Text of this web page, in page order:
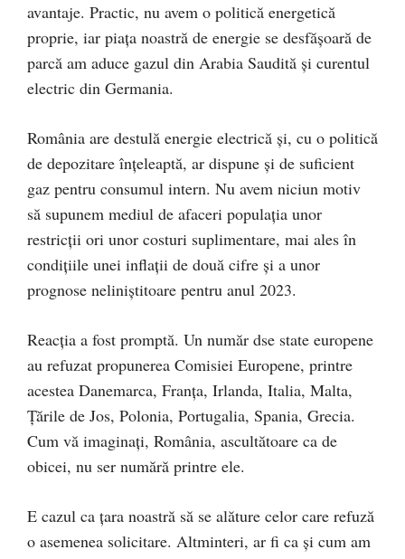
avantaje. Practic, nu avem o politică energetică
proprie, iar piața noastră de energie se desfășoară de
parcă am aduce gazul din Arabia Saudită și curentul
electric din Germania.
România are destulă energie electrică și, cu o politică
de depozitare înțeleaptă, ar dispune și de suficient
gaz pentru consumul intern. Nu avem niciun motiv
să supunem mediul de afaceri populația unor
restricții ori unor costuri suplimentare, mai ales în
condițiile unei inflații de două cifre și a unor
prognose neliniștitoare pentru anul 2023.
Reacția a fost promptă. Un număr dse state europene
au refuzat propunerea Comisiei Europene, printre
acestea Danemarca, Franța, Irlanda, Italia, Malta,
Țările de Jos, Polonia, Portugalia, Spania, Grecia.
Cum vă imaginați, România, ascultătoare ca de
obicei, nu ser numără printre ele.
E cazul ca țara noastră să se alăture celor care refuză
o asemenea solicitare. Altminteri, ar fi ca și cum am